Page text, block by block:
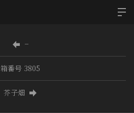
−
箱番号 3805
芥子畑